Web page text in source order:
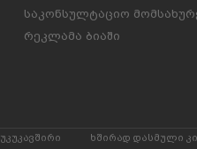
საკონსულტაციო
რეკლამა ბიაში
უკუკავშირი ხშირად დასმული